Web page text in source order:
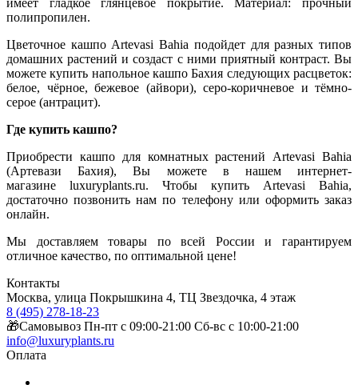
полипропилен.
Цветочное кашпо Artevasi Bahia подойдет для разных типов
домашних растений и создаст с ними приятный контраст. Вы
можете купить напольное кашпо Бахия следующих расцветок:
белое, чёрное, бежевое (айвори), серо-коричневое и тёмно-
серое (антрацит).
Где купить кашпо?
Приобрести кашпо для комнатных растений Artevasi Bahia
(Артевази Бахия), Вы можете в нашем интернет-
магазине luxuryplants.ru. Чтобы купить Artevasi Bahia,
достаточно позвонить нам по телефону или оформить заказ
онлайн.
Мы доставляем товары по всей России и гарантируем
отличное качество, по оптимальной цене!
Контакты
Москва, улица Покрышкина 4, ТЦ Звездочка, 4 этаж
8 (495) 278-18-23
🎁Самовывоз Пн-пт с 09:00-21:00 Сб-вс с 10:00-21:00
info@luxuryplants.ru
Оплата